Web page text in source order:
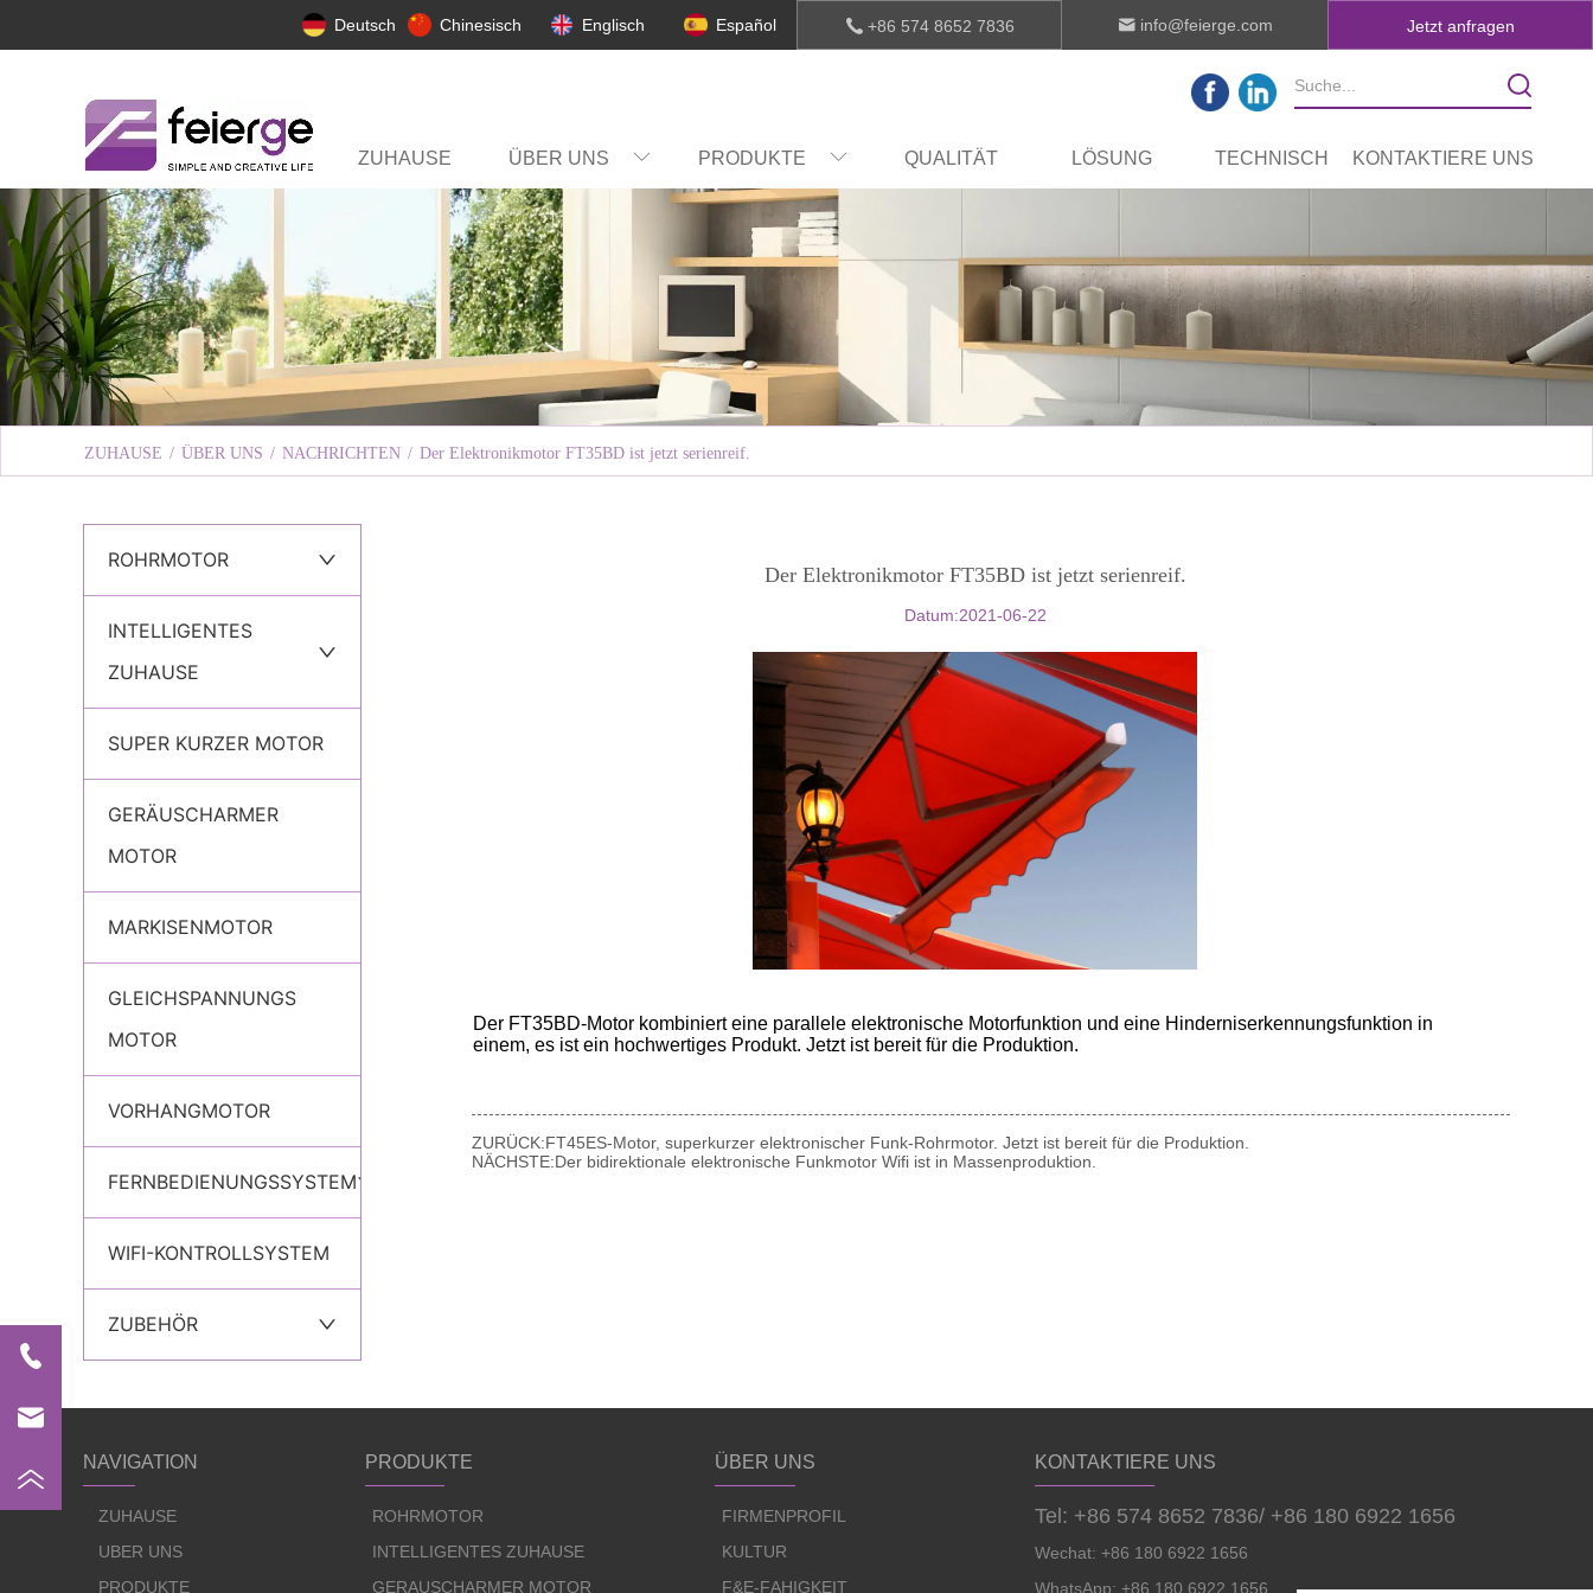
Deutsch Chinesisch Englisch Español +86 574 8652 7836 info@feierge.com Jetzt anfragen
ZUHAUSE ÜBER UNS PRODUKTE QUALITÄT LÖSUNG TECHNISCH KONTAKTIERE UNS
ZUHAUSE / ÜBER UNS / NACHRICHTEN / Der Elektronikmotor FT35BD ist jetzt serienreif.
ROHRMOTOR
INTELLIGENTES
ZUHAUSE
SUPER KURZER MOTOR
GERÄUSCHARMER
MOTOR
MARKISENMOTOR
GLEICHSPANNUNGS
MOTOR
VORHANGMOTOR
FERNBEDIENUNGSSYSTEM
WIFI-KONTROLLSYSTEM
ZUBEHÖR
Der Elektronikmotor FT35BD ist jetzt serienreif.
Datum:2021-06-22
ZURÜCK:FT45ES-Motor, superkurzer elektronischer Funk-Rohrmotor. Jetzt ist bereit für die Produktion.
NÄCHSTE:Der bidirektionale elektronische Funkmotor Wifi ist in Massenproduktion.
NAVIGATION
ZUHAUSE
ÜBER UNS
PRODUKTE
PRODUKTE
ROHRMOTOR
INTELLIGENTES ZUHAUSE
GERÄUSCHARMER MOTOR
ÜBER UNS
FIRMENPROFIL
KULTUR
F&E-FÄHIGKEIT
KONTAKTIERE UNS
Tel: +86 574 8652 7836/ +86 180 6922 1656
Wechat: +86 180 6922 1656
WhatsApp: +86 180 6922 1656